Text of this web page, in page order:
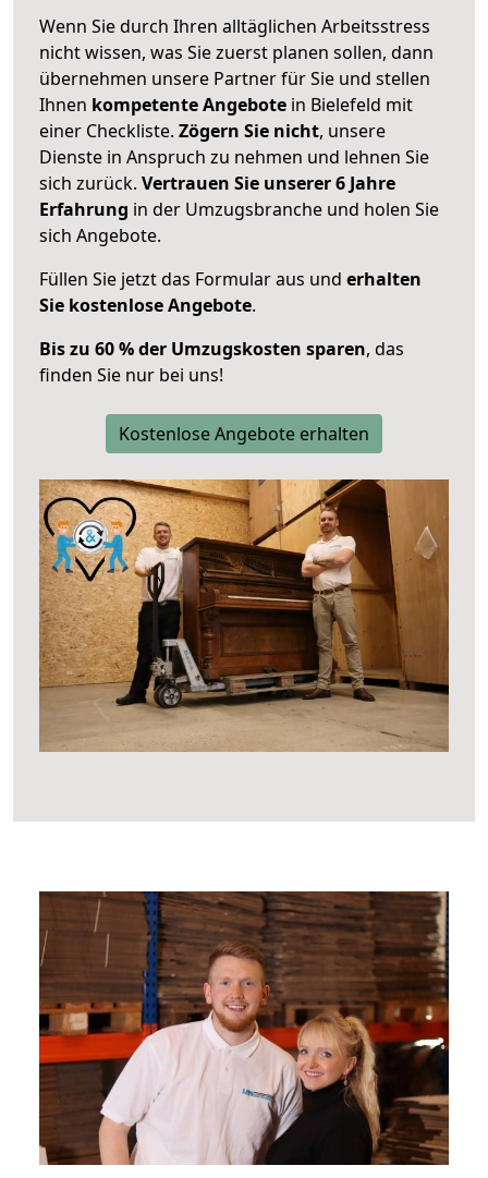
Wenn Sie durch Ihren alltäglichen Arbeitsstress
nicht wissen, was Sie zuerst planen sollen, dann
übernehmen unsere Partner für Sie und stellen
Ihnen kompetente Angebote in Bielefeld mit
einer Checkliste. Zögern Sie nicht, unsere
Dienste in Anspruch zu nehmen und lehnen Sie
sich zurück. Vertrauen Sie unserer 6 Jahre
Erfahrung in der Umzugsbranche und holen Sie
sich Angebote.
Füllen Sie jetzt das Formular aus und erhalten
Sie kostenlose Angebote.
Bis zu 60 % der Umzugskosten sparen, das
finden Sie nur bei uns!
Kostenlose Angebote erhalten